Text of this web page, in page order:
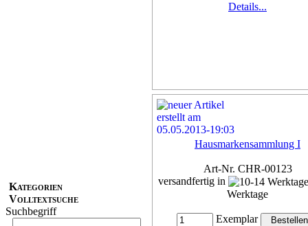
Kategorien
Volltextsuche
Suchbegriff
Details...
Hausmarkensammlung I
Art-Nr. CHR-00123
versandfertig in
Werktage
Exemplar